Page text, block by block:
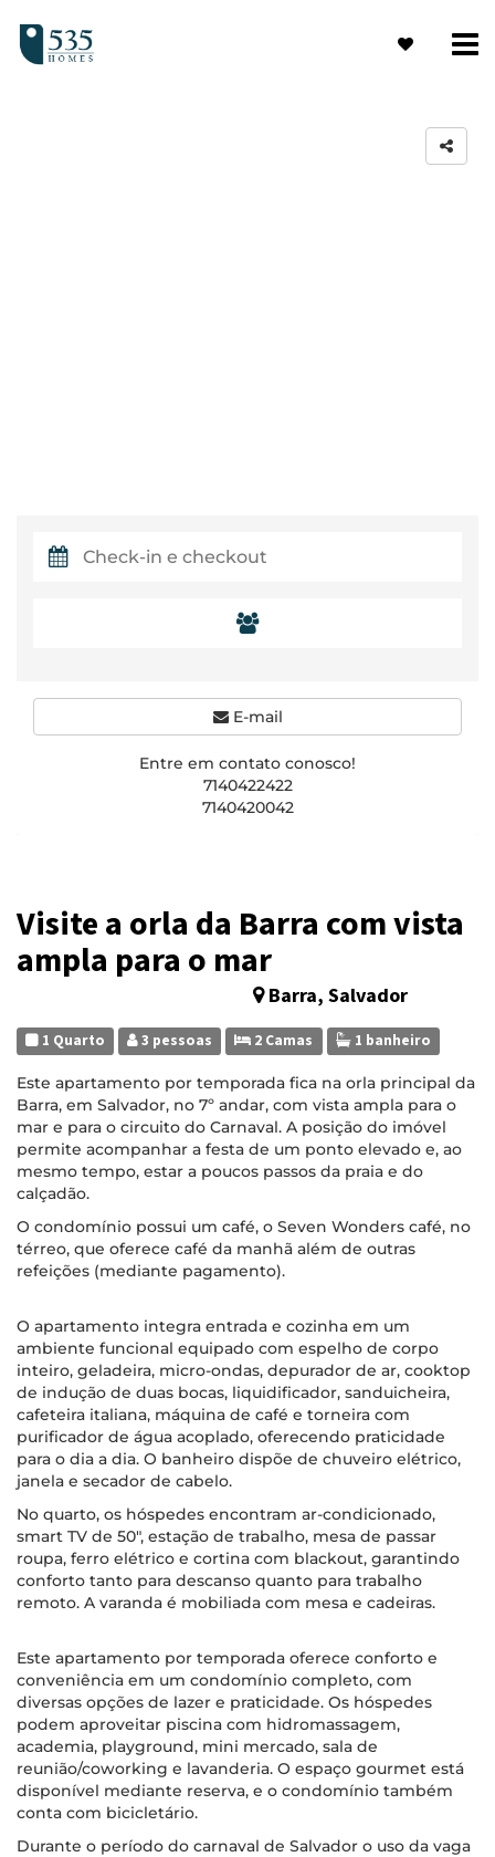
Visite a orla da Barra com vista
ampla para o mar
Barra, Salvador
1 Quarto 3 pessoas 2 Camas 1 banheiro
Este apartamento por temporada fica na orla principal da
Barra, em Salvador, no 7º andar, com vista ampla para o
mar e para o circuito do Carnaval. A posição do imóvel
permite acompanhar a festa de um ponto elevado e, ao
mesmo tempo, estar a poucos passos da praia e do
calçadão.
O condomínio possui um café, o Seven Wonders café, no
térreo, que oferece café da manhã além de outras
refeições (mediante pagamento).
O apartamento integra entrada e cozinha em um
ambiente funcional equipado com espelho de corpo
inteiro, geladeira, micro-ondas, depurador de ar, cooktop
de indução de duas bocas, liquidificador, sanduicheira,
cafeteira italiana, máquina de café e torneira com
purificador de água acoplado, oferecendo praticidade
para o dia a dia. O banheiro dispõe de chuveiro elétrico,
janela e secador de cabelo.
No quarto, os hóspedes encontram ar-condicionado,
smart TV de 50", estação de trabalho, mesa de passar
roupa, ferro elétrico e cortina com blackout, garantindo
conforto tanto para descanso quanto para trabalho
remoto. A varanda é mobiliada com mesa e cadeiras.
Este apartamento por temporada oferece conforto e
conveniência em um condomínio completo, com
diversas opções de lazer e praticidade. Os hóspedes
podem aproveitar piscina com hidromassagem,
academia, playground, mini mercado, sala de
reunião/coworking e lavanderia. O espaço gourmet está
disponível mediante reserva, e o condomínio também
conta com bicicletário.
Durante o período do carnaval de Salvador o uso da vaga
E-mail
Entre em contato conosco!
7140422422
7140420042